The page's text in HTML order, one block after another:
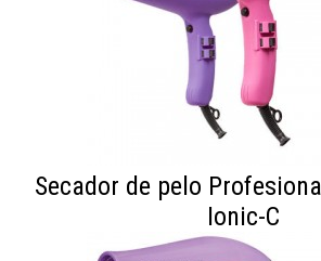
Secador de pelo
Ionic-C